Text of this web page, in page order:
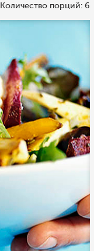
Количество порций: 6